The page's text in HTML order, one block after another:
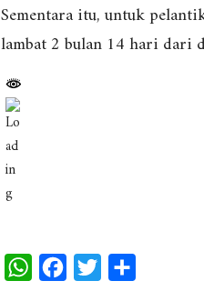
Sementara itu, untuk
lambat 2 bulan 14 hari dari
W